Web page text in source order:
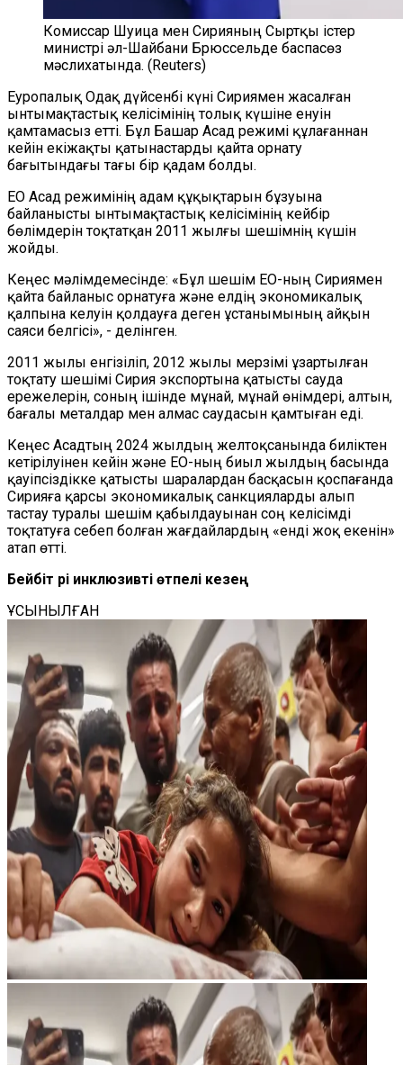
Комиссар Шуица мен Сирияның Сыртқы істер
министрі әл-Шайбани Брюссельде баспасөз
мәслихатында. (Reuters)
Еуропалық Одақ дүйсенбі күні Сириямен жасалған
ынтымақтастық келісімінің толық күшіне енуін
қамтамасыз етті. Бұл Башар Асад режимі құлағаннан
кейін екіжақты қатынастарды қайта орнату
бағытындағы тағы бір қадам болды.
ЕО Асад режимінің адам құқықтарын бұзуына
байланысты ынтымақтастық келісімінің кейбір
бөлімдерін тоқтатқан 2011 жылғы шешімнің күшін
жойды.
Кеңес мәлімдемесінде: «Бұл шешім ЕО-ның Сириямен
қайта байланыс орнатуға және елдің экономикалық
қалпына келуін қолдауға деген ұстанымының айқын
саяси белгісі», - делінген.
2011 жылы енгізіліп, 2012 жылы мерзімі ұзартылған
тоқтату шешімі Сирия экспортына қатысты сауда
ережелерін, соның ішінде мұнай, мұнай өнімдері, алтын,
бағалы металдар мен алмас саудасын қамтыған еді.
Кеңес Асадтың 2024 жылдың желтоқсанында биліктен
кетірілуінен кейін және ЕО-ның биыл жылдың басында
қауіпсіздікке қатысты шаралардан басқасын қоспағанда
Сирияға қарсы экономикалық санкцияларды алып
тастау туралы шешім қабылдауынан соң келісімді
тоқтатуға себеп болған жағдайлардың «енді жоқ екенін»
атап өтті.
Бейбіт әрі инклюзивті өтпелі кезең
ҰСЫНЫЛҒАН